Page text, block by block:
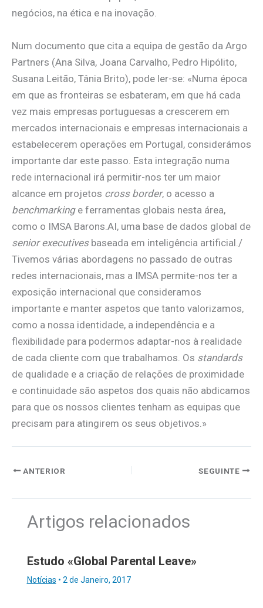
negócios, na ética e na inovação.
Num documento que cita a equipa de gestão da Argo
Partners (Ana Silva, Joana Carvalho, Pedro Hipólito,
Susana Leitão, Tânia Brito), pode ler-se: «Numa época
em que as fronteiras se esbateram, em que há cada
vez mais empresas portuguesas a crescerem em
mercados internacionais e empresas internacionais a
estabelecerem operações em Portugal, considerámos
importante dar este passo. Esta integração numa
rede internacional irá permitir-nos ter um maior
alcance em projetos cross border, o acesso a
benchmarkinge ferramentas globais nesta área,
como o IMSA Barons.AI, uma base de dados global de
senior executivesbaseada em inteligência artificial./
Tivemos várias abordagens no passado de outras
redes internacionais, mas a IMSA permite-nos ter a
exposição internacional que consideramos
importante e manter aspetos que tanto valorizamos,
como a nossa identidade, a independência e a
flexibilidade para podermos adaptar-nos à realidade
de cada cliente com que trabalhamos. Os standards
de qualidade e a criação de relações de proximidade
e continuidade são aspetos dos quais não abdicamos
para que os nossos clientes tenham as equipas que
precisam para atingirem os seus objetivos.»
ANTERIOR SEGUINTE
Artigos relacionados
Estudo «Global Parental Leave»
Notícias • 2 de Janeiro, 2017